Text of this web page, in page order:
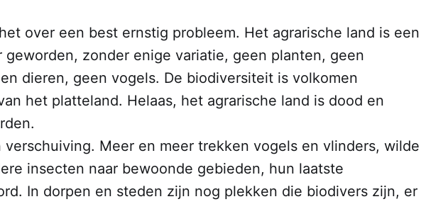
over een best ernstig probleem. Het agrarische land is een
geworden, zonder enige variatie, geen planten, geen
dieren, geen vogels. De biodiversiteit is volkomen
het platteland. Helaas, het agrarische land is dood en
verschuiving. Meer en meer trekken vogels en vlinders, wilde
insecten naar bewoonde gebieden, hun laatste
In dorpen en steden zijn nog plekken die biodivers zijn, er